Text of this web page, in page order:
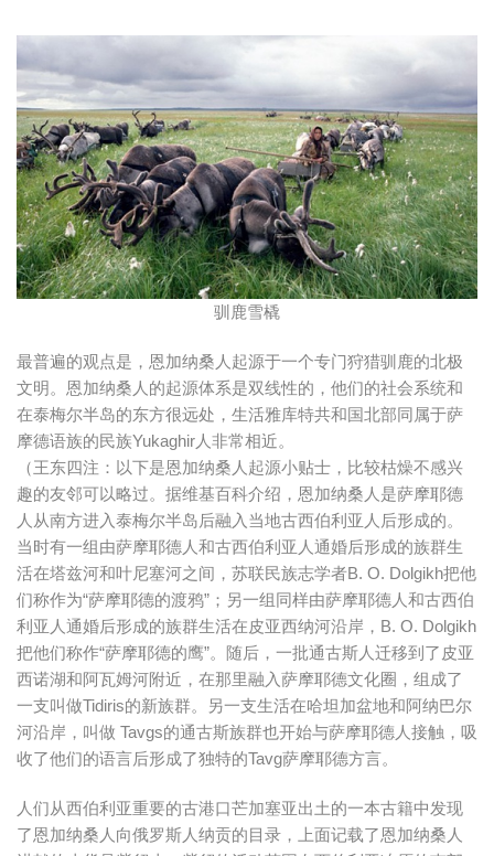
驯鹿雪橇
最普遍的观点是，恩加纳桑人起源于一个专门狩猎驯鹿的北极
文明。恩加纳桑人的起源体系是双线性的，他们的社会系统和
在泰梅尔半岛的东方很远处，生活雅库特共和国北部同属于萨
摩德语族的民族Yukaghir人非常相近。
（王东四注：以下是恩加纳桑人起源小贴士，比较枯燥不感兴
趣的友邻可以略过。据维基百科介绍，恩加纳桑人是萨摩耶德
人从南方进入泰梅尔半岛后融入当地古西伯利亚人后形成的。
当时有一组由萨摩耶德人和古西伯利亚人通婚后形成的族群生
活在塔兹河和叶尼塞河之间，苏联民族志学者B. O. Dolgikh把他
们称作为“萨摩耶德的渡鸦”；另一组同样由萨摩耶德人和古西伯
利亚人通婚后形成的族群生活在皮亚西纳河沿岸，B. O. Dolgikh
把他们称作“萨摩耶德的鹰”。随后，一批通古斯人迁移到了皮亚
西诺湖和阿瓦姆河附近，在那里融入萨摩耶德文化圈，组成了
一支叫做Tidiris的新族群。另一支生活在哈坦加盆地和阿纳巴尔
河沿岸，叫做 Tavgs的通古斯族群也开始与萨摩耶德人接触，吸
收了他们的语言后形成了独特的Tavg萨摩耶德方言。
人们从西伯利亚重要的古港口芒加塞亚出土的一本古籍中发现
了恩加纳桑人向俄罗斯人纳贡的目录，上面记载了恩加纳桑人